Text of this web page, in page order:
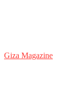
Giza Magazine